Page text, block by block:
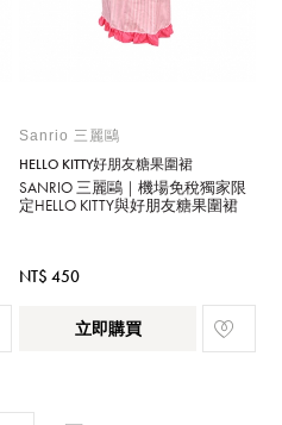
Sanrio 三麗鷗
HELLO KITTY好朋友糖果圍裙
SANRIO 三麗鷗｜機場免稅獨家限
定HELLO KITTY與好朋友糖果圍裙
NT$ 450
立即購買